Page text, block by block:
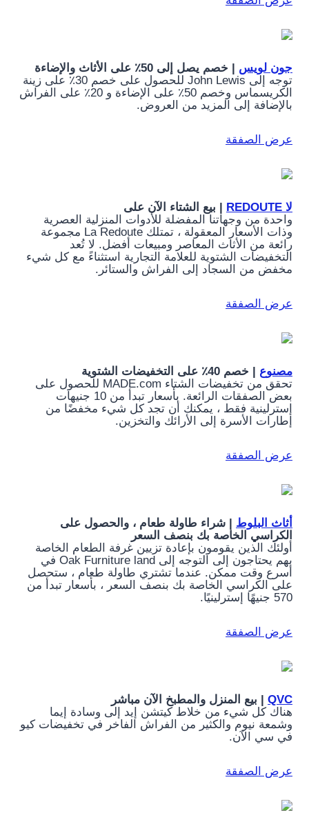
جون لويس | خصم يصل إلى 50٪ على الأثاث والإضاءة
توجه إلى John Lewis للحصول على خصم 30٪ على زينة
الكريسماس وخصم 50٪ على الإضاءة و 20٪ على الفراش
بالإضافة إلى المزيد من العروض.
عرض الصفقة
لا REDOUTE
| بيع الشتاء الآن على
واحدة من وجهاتنا المفضلة للأدوات المنزلية العصرية
وذات الأسعار المعقولة ، تمتلك La Redoute مجموعة
رائعة من الأثاث المعاصر ومبيعات أفضل. لا تُعد
التخفيضات الشتوية للعلامة التجارية استثناءً مع كل شيء
مخفض من السجاد إلى الفراش والستائر.
عرض الصفقة
مصنوع | خصم 40٪ على التخفيضات الشتوية
تحقق من تخفيضات الشتاء MADE.com للحصول على
بعض الصفقات الرائعة. بأسعار تبدأ من 10 جنيهات
إسترلينية فقط ، يمكنك أن تجد كل شيء مخفضًا من
إطارات الأسرة إلى الأرائك والتخزين.
عرض الصفقة
أثاث البلوط | شراء طاولة طعام ، والحصول على
الكراسي الخاصة بك بنصف السعر
أولئك الذين يقومون بإعادة تزيين غرفة الطعام الخاصة
بهم يحتاجون إلى التوجه إلى Oak Furniture land في
أسرع وقت ممكن. عندما تشتري طاولة طعام ، ستحصل
على الكراسي الخاصة بك بنصف السعر ، بأسعار تبدأ من
570 جنيهًا إسترلينيًا.
عرض الصفقة
QVC | بيع المنزل والمطبخ الآن مباشر
هناك كل شيء من خلاط كيتشن إيد إلى وسادة إيما
وشمعة نيوم والكثير من الفراش الفاخر في تخفيضات كيو
في سي الآن.
عرض الصفقة